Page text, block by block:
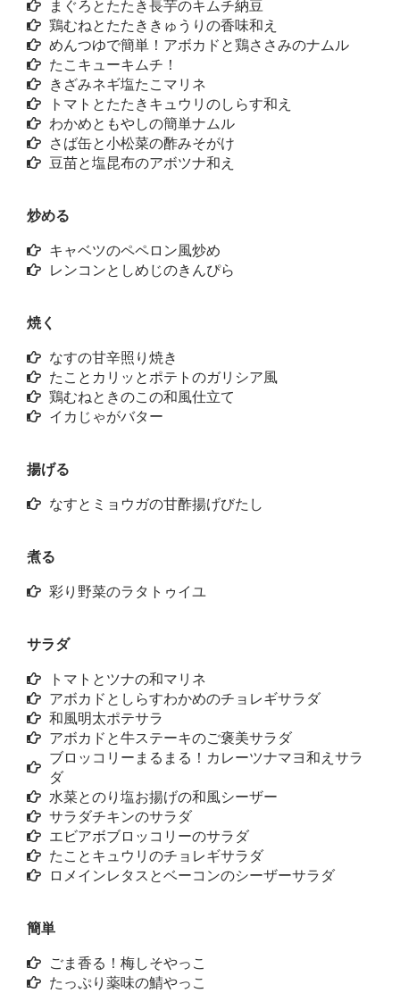
まぐろとたたき長芋のキムチ納豆
鶏むねとたたききゅうりの香味和え
めんつゆで簡単！アボカドと鶏ささみのナムル
たこキューキムチ！
きざみネギ塩たこマリネ
トマトとたたきキュウリのしらす和え
わかめともやしの簡単ナムル
さば缶と小松菜の酢みそがけ
豆苗と塩昆布のアボツナ和え
炒める
キャベツのペペロン風炒め
レンコンとしめじのきんぴら
焼く
なすの甘辛照り焼き
たことカリッとポテトのガリシア風
鶏むねときのこの和風仕立て
イカじゃがバター
揚げる
なすとミョウガの甘酢揚げびたし
煮る
彩り野菜のラタトゥイユ
サラダ
トマトとツナの和マリネ
アボカドとしらすわかめのチョレギサラダ
和風明太ポテサラ
アボカドと牛ステーキのご褒美サラダ
ブロッコリーまるまる！カレーツナマヨ和えサラ
ダ
水菜とのり塩お揚げの和風シーザー
サラダチキンのサラダ
エビアボブロッコリーのサラダ
たことキュウリのチョレギサラダ
ロメインレタスとベーコンのシーザーサラダ
簡単
ごま香る！梅しそやっこ
たっぷり薬味の鯖やっこ